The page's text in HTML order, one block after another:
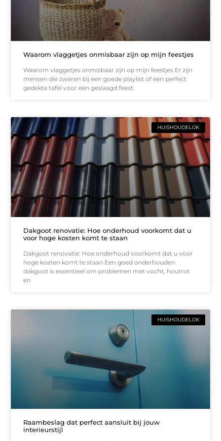
Waarom vlaggetjes onmisbaar zijn op mijn feestjes
Waarom vlaggetjes onmisbaar zijn op mijn feestjes Er zijn
mensen die zweren bij een goede playlist of een perfect
gedekte tafel voor een geslaagd feest.
HUISHOUDELIJK
Dakgoot renovatie: Hoe onderhoud voorkomt dat u
voor hoge kosten komt te staan
Dakgoot renovatie: Hoe onderhoud voorkomt dat u voor
hoge kosten komt te staan Een goed onderhouden
dakgoot is essentieel om problemen met vocht, houtrot
en
HUISHOUDELIJK
Raambeslag dat perfect aansluit bij jouw
interieurstijl